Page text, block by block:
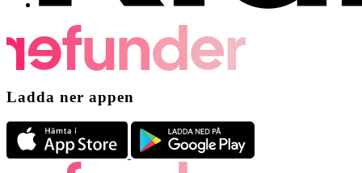
Ladda ner appen